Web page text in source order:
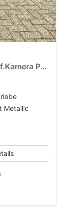
1.0 TSI 95PS Selection 5-türig Rückf.Kamera Parksensoren Sitzheizung Multifunktionslenkrad Klima Skoda-Radio Bluetooth Touchscreen Tempomat Nebelsch. Apple CarPlay + Android Auto
Metallic